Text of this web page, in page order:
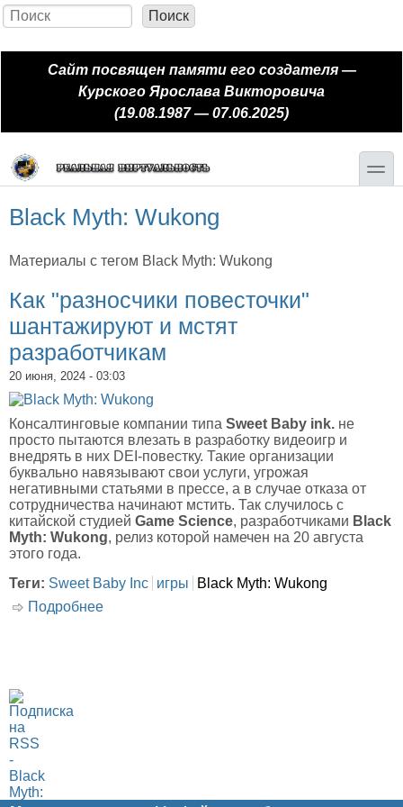
Перейти к основному содержанию
Skip to search
Форма поиска
Поиск
Сайт посвящен памяти его создателя —
Курского Ярослава Викторовича
(19.08.1987 — 07.06.2025)
toggle
Black Myth: Wukong
Материалы с тегом Black Myth: Wukong
Как "разносчики повесточки"
шантажируют и мстят
разработчикам
20 июня, 2024 - 03:03
Консалтинговые компании типа Sweet Baby ink. не
просто пытаются влезать в разработку видеоигр и
внедрять в них DEI-повестку. Такие организации
буквально навязывают свои услуги, угрожая
негативными статьями в прессе, а в случае отказа от
сотрудничества начинают мстить. Так случилось с
китайской студией Game Science, разработчиками Black
Myth: Wukong, релиз которой намечен на 20 августа
этого года.
Теги: Sweet Baby Inc игры
Black Myth: Wukong
Подробнее